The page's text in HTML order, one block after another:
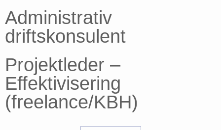
Administrativ
driftskonsulent
Projektleder –
Effektivisering
(freelance/KBH)